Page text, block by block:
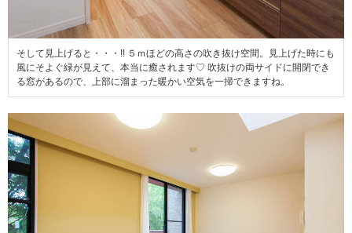
そして見上げると・・・!! ５ｍほどの高さの吹き抜け空間。見上げた時にも
風にそよぐ緑が見えて、本当に癒されます♡ 吹抜けの両サイドに開閉でき
る窓があるので、上部に溜まった暖かい空気を一掃できますね。